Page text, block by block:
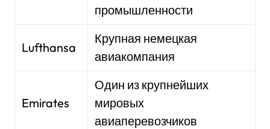
промышленности
Lufthansa
Крупная немецкая
авиакомпания
Emirates
Один из крупнейших
мировых
авиаперевозчиков